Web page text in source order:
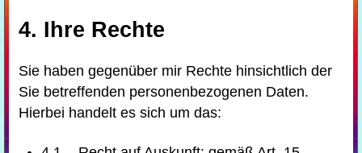
4. Ihre Rechte
Sie haben gegenüber mir Rechte hinsichtlich der
Sie betreffenden personenbezogenen Daten.
Hierbei handelt es sich um das: